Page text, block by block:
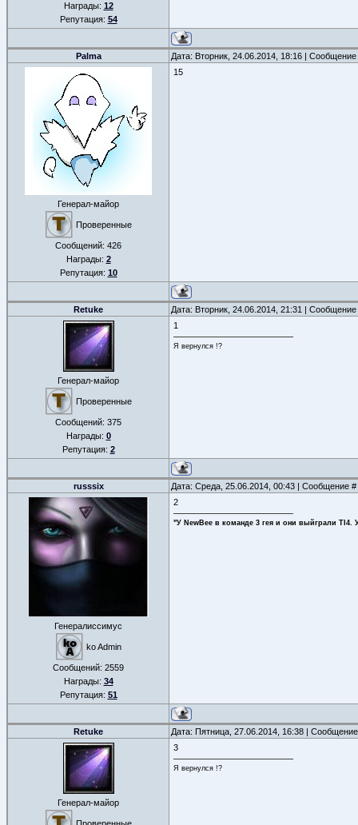
Награды: 12
Репутация: 54
Palma Дата: Вторник, 24.06.2014, 18:16 |
Генерал-майор
Проверенные
Сообщений: 426
Награды: 2
Репутация: 10
15
Retuke Дата: Вторник, 24.06.2014, 21:31 |
Генерал-майор
Проверенные
Сообщений: 375
Награды: 0
Репутация: 2
1
Я вернулся !?
russsix Дата: Среда, 25.06.2014, 00:43 | Сообщение #
Генералиссимус
ko Admin
Сообщений: 2559
Награды: 34
Репутация: 51
2
"У NewBee в команде 3 гея и они выйграли
Retuke Дата: Пятница, 27.06.2014, 16:38 |
Генерал-майор
3
Я вернулся !?